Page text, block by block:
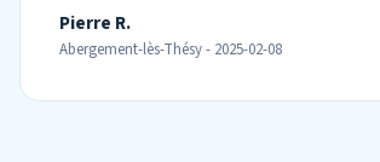
Pierre R.
Abergement-lès-Thésy - 2025-02-08